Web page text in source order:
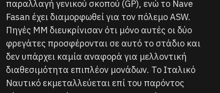
παραλλαγή γενικού σκοπού (GP), ενώ το Nave
Fasan έχει διαμορφωθεί για τον πόλεμο ASW.
Πηγές MM διευκρίνισαν ότι μόνο αυτές οι δύο
φρεγάτες προσφέρονται σε αυτό το στάδιο και
δεν υπάρχει καμία αναφορά για μελλοντική
διαθεσιμότητα επιπλέον μονάδων. Το Ιταλικό
Ναυτικό εκμεταλλεύεται επί του παρόντος